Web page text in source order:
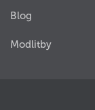
Blog
Modlitby